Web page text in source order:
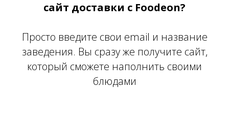
сайт доставки с Foodeon?
Просто введите свои email и название
заведения. Вы сразу же получите сайт,
который сможете наполнить своими
блюдами